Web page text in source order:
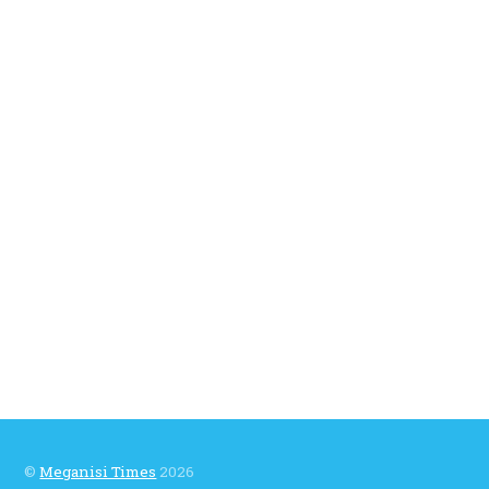
©Meganisi Times 2026